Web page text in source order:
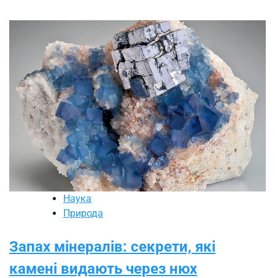
Наука
Природа
Запах мінералів: секрети, які
камені видають через нюх